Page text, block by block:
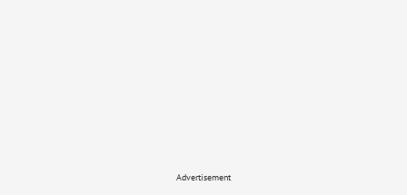
Advertisement